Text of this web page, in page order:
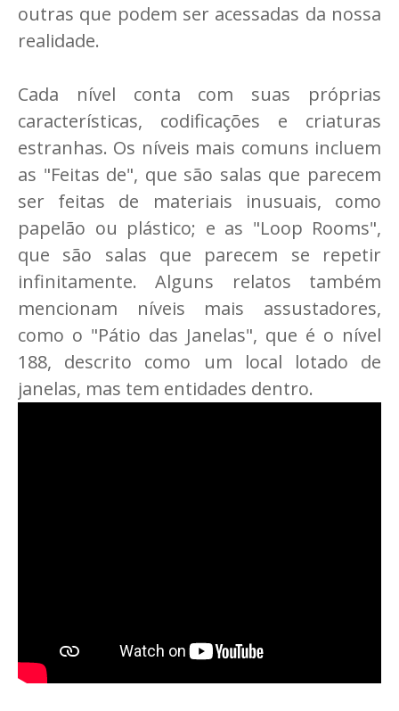
outras que podem ser acessadas da nossa
realidade.
Cada nível conta com suas próprias
características, codificações e criaturas
estranhas. Os níveis mais comuns incluem
as "Feitas de", que são salas que parecem
ser feitas de materiais inusuais, como
papelão ou plástico; e as "Loop Rooms",
que são salas que parecem se repetir
infinitamente. Alguns relatos também
mencionam níveis mais assustadores,
como o "Pátio das Janelas", que é o nível
188, descrito como um local lotado de
janelas, mas tem entidades dentro.